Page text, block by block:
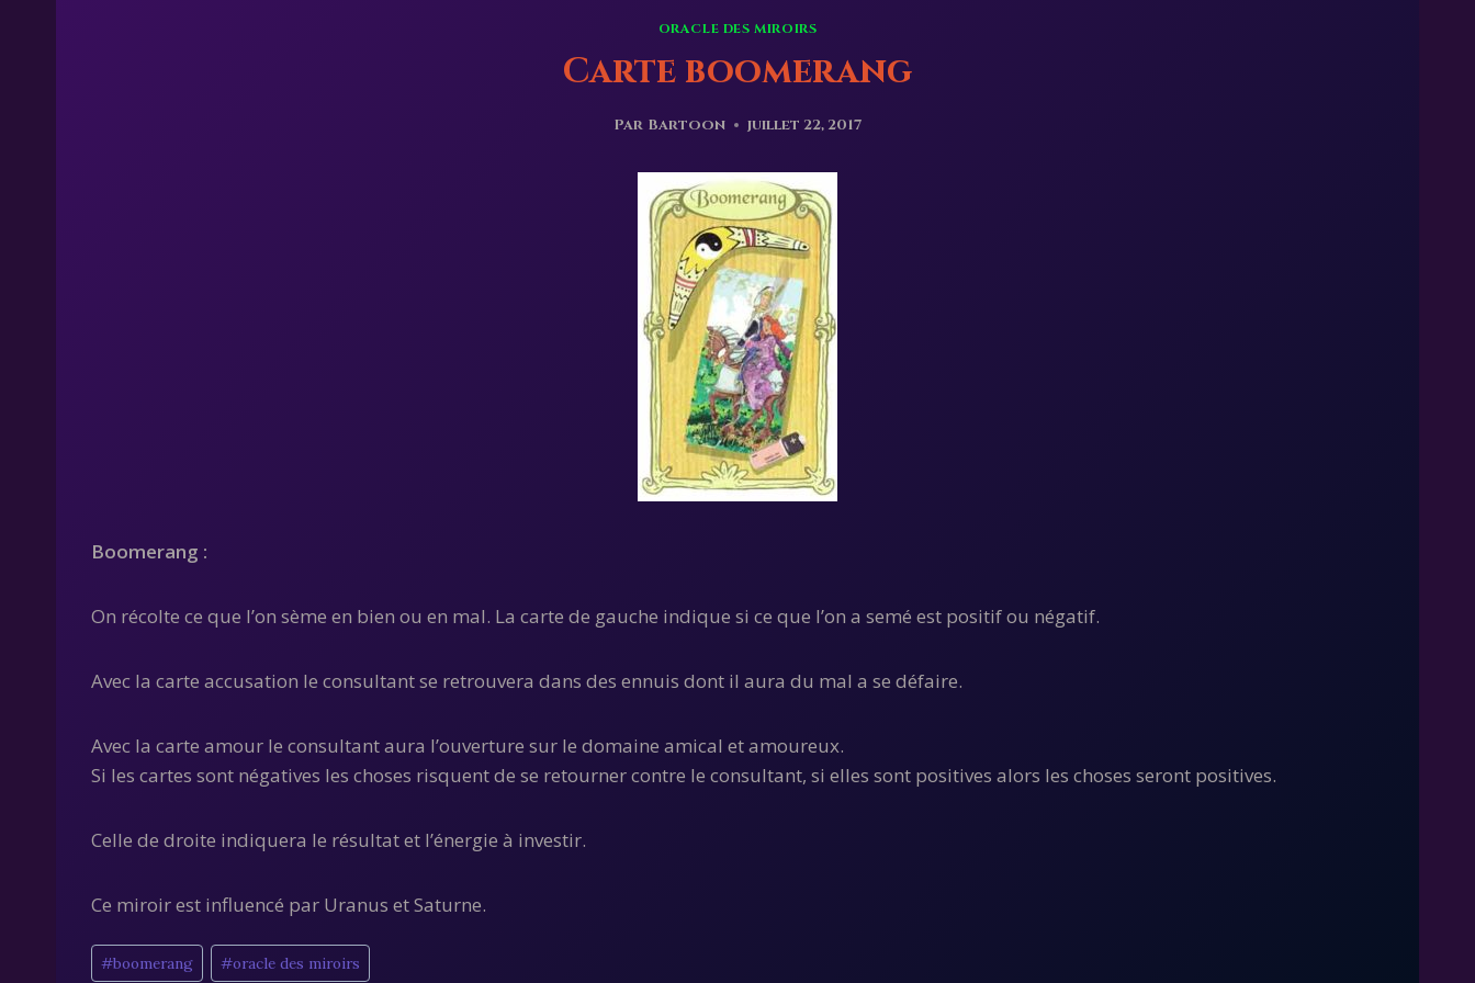
ORACLE DES MIROIRS
Carte boomerang
Par Bartoon juillet 22, 2017
Boomerang :
On récolte ce que l’on sème en bien ou en mal. La carte de gauche indique si ce que l’on a semé est positif ou négatif.
Avec la carte accusation le consultant se retrouvera dans des ennuis dont il aura du mal a se défaire.
Avec la carte amour le consultant aura l’ouverture sur le domaine amical et amoureux.
Si les cartes sont négatives les choses risquent de se retourner contre le consultant, si elles sont positives alors les choses seront positives.
Celle de droite indiquera le résultat et l’énergie à investir.
Ce miroir est influencé par Uranus et Saturne.
Étiquettes
#boomerang #oracle des miroirs